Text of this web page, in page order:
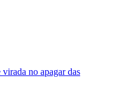
no apagar das